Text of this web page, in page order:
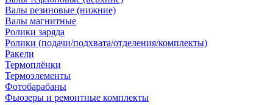
Валы резиновые (нижние)
Валы магнитные
Ролики заряда
Ролики (подачи/подхвата/отделения/комплекты)
Ракели
Термоплёнки
Термоэлементы
Фотобарабаны
Фьюзеры и ремонтные комплекты